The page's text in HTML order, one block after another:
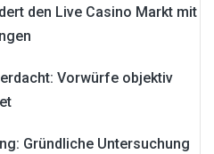
den Live Casino Markt mit
Vorwürfe objektiv
Gründliche Untersuchung